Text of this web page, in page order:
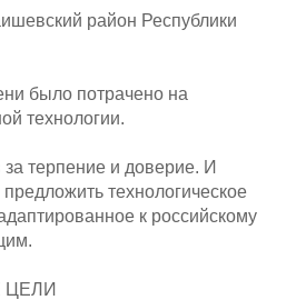
район Республики
было потрачено на
технологии.
терпение и доверие. И
технологическое
к российскому